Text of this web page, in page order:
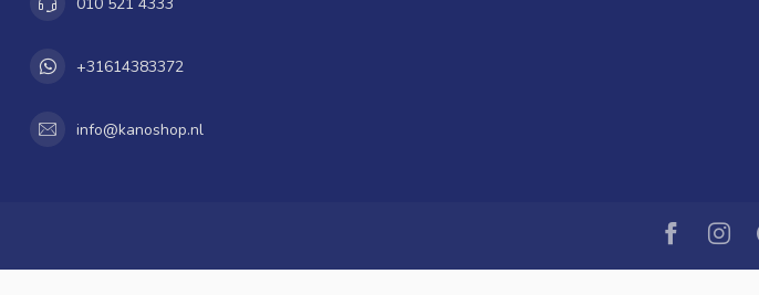
+31614383372
info@kanoshop.nl